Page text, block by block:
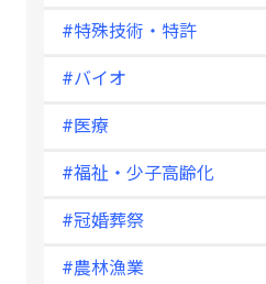
#特殊技術・特許
#バイオ
#医療
#福祉・少子高齢化
#冠婚葬祭
#農林漁業